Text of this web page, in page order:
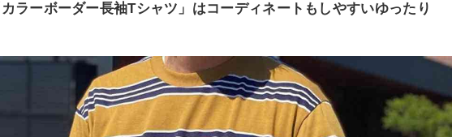
ラーボーダー長袖Tシャツ」はコーディネートもしやすいゆったり